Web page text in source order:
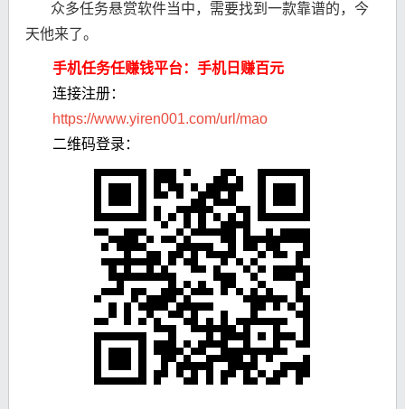
众多任务悬赏软件当中，需要找到一款靠谱的，今
天他来了。
手机任务任赚钱平台：手机日赚百元
连接注册：
https://www.yiren001.com/url/mao
二维码登录：